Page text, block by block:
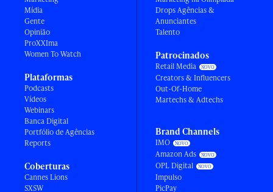
Mídia
Gente
Opinião
ProXXIma
Women To Watch
Plataformas
Podcasts
Vídeos
Webinars
Banca Digital
Portfólio de Agências
Reports
Coberturas
Cannes Lions
SXSW
Drops Agências &
Anunciantes
Talento
Patrocinados
Retail Media
Creators & Influencers
Out-Of-Home
Martechs & Adtechs
Brand Channels
IMO
Amazon Ads
OPL Digital
Impulso
PicPay